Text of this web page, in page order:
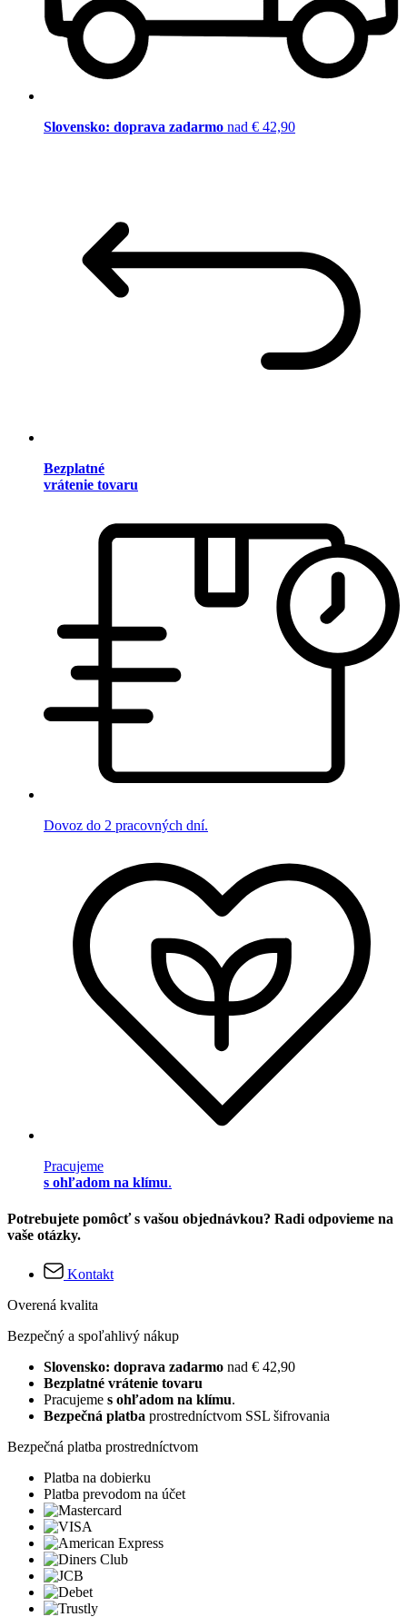
Slovensko: doprava zadarmo nad € 42,90
Bezplatné
vrátenie tovaru
Dovoz do 2 pracovných dní.
Pracujeme
s ohľadom na klímu.
Potrebujete pomôcť s vašou objednávkou? Radi odpovieme na
vaše otázky.
Kontakt
Overená kvalita
Bezpečný a spoľahlivý nákup
Slovensko: doprava zadarmo nad € 42,90
Bezplatné vrátenie tovaru
Pracujeme s ohľadom na klímu.
Bezpečná platba prostredníctvom SSL šifrovania
Bezpečná platba prostredníctvom
Platba na dobierku
Platba prevodom na účet